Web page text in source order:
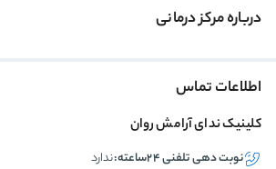
درباره مرکز درمانی
اطلاعات تماس
کلینیک ندای آرامش روان
نوبت دهی تلفنی ۲۴ساعته:
ندارد